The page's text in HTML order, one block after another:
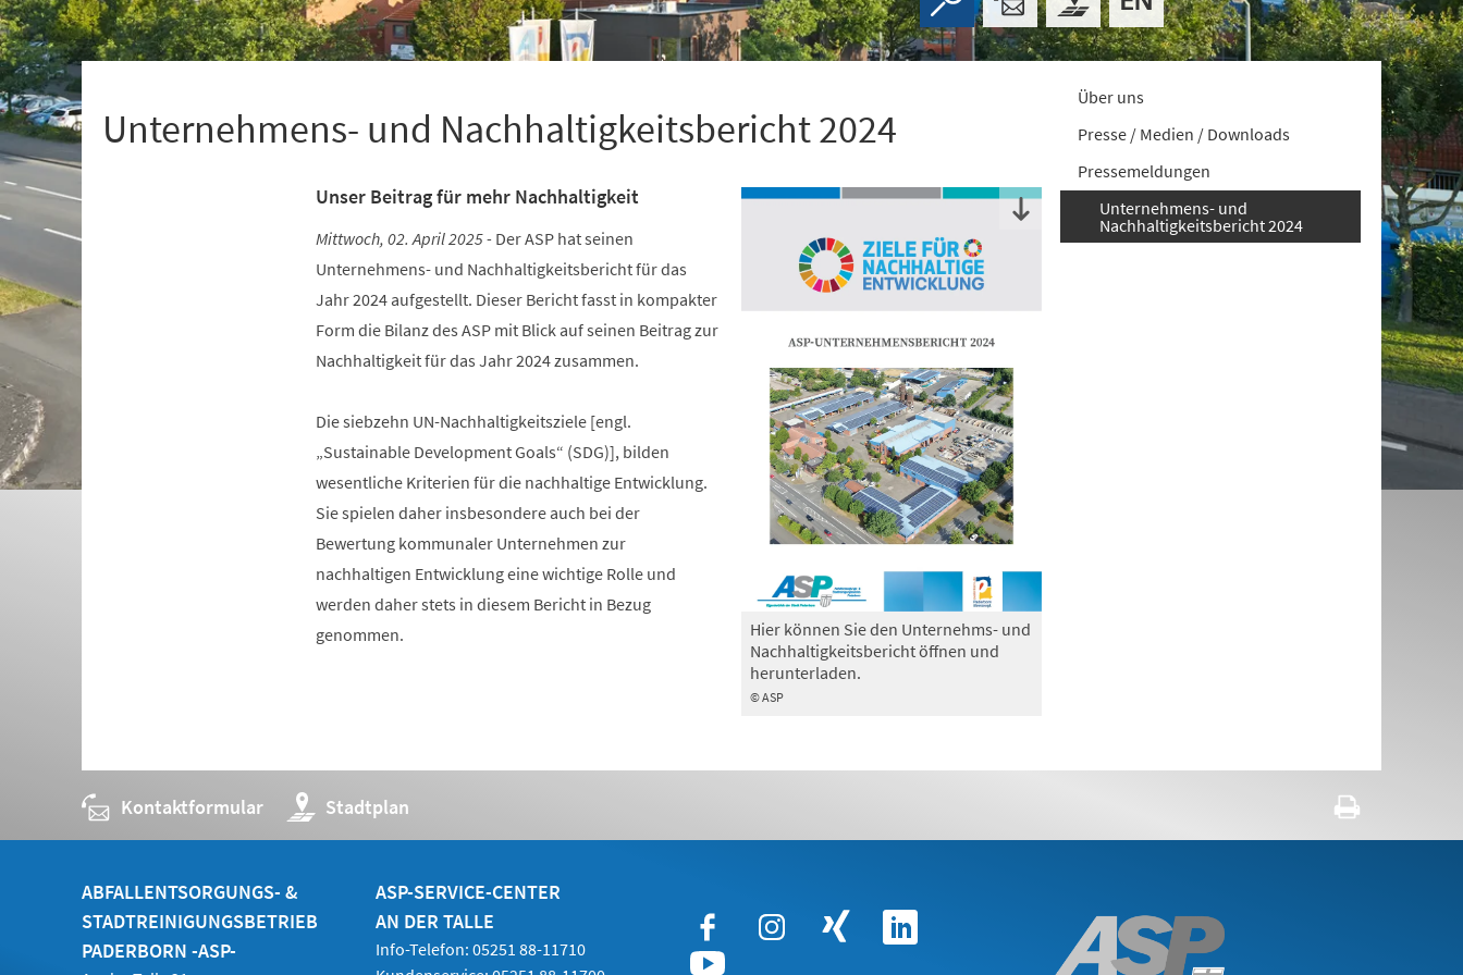
+
1
Unternehmens- und Nachhaltigkeitsbericht 2024
© ASP
Hier können Sie den Unternehms- und
Nachhaltigkeitsbericht öffnen und
herunterladen.
Unser Beitrag für mehr Nachhaltigkeit
Mittwoch, 02. April 2025 -Der ASP hat seinen
Unternehmens- und Nachhaltigkeitsbericht für das
Jahr 2024 aufgestellt. Dieser Bericht fasst in kompakter
Form die Bilanz des ASP mit Blick auf seinen Beitrag zur
Nachhaltigkeit für das Jahr 2024 zusammen.
Die siebzehn UN-Nachhaltigkeitsziele [engl.
„Sustainable Development Goals“ (SDG)], bilden
wesentliche Kriterien für die nachhaltige Entwicklung.
Sie spielen daher insbesondere auch bei der
Bewertung kommunaler Unternehmen zur
nachhaltigen Entwicklung eine wichtige Rolle und
werden daher stets in diesem Bericht in Bezug
genommen.
Über uns
Presse / Medien / Downloads
Pressemeldungen
Unternehmens- und
Nachhaltigkeitsbericht 2024
Kontaktformular Stadtplan
(Öffnet
in
einem
Tab)
ABFALLENTSORGUNGS- &
STADTREINIGUNGSBETRIEB
PADERBORN -ASP-
ASP-SERVICE-CENTER
AN DER TALLE
Info-Telefon: 05251 88-11710